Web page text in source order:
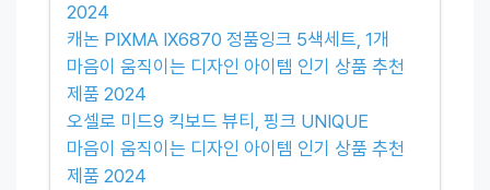
2024
캐논 PIXMA IX6870 정품잉크 5색세트, 1개
마음이 움직이는 디자인 아이템 인기 상품 추천
제품 2024
오셀로 미드9 킥보드 뷰티, 핑크 UNIQUE
마음이 움직이는 디자인 아이템 인기 상품 추천
제품 2024